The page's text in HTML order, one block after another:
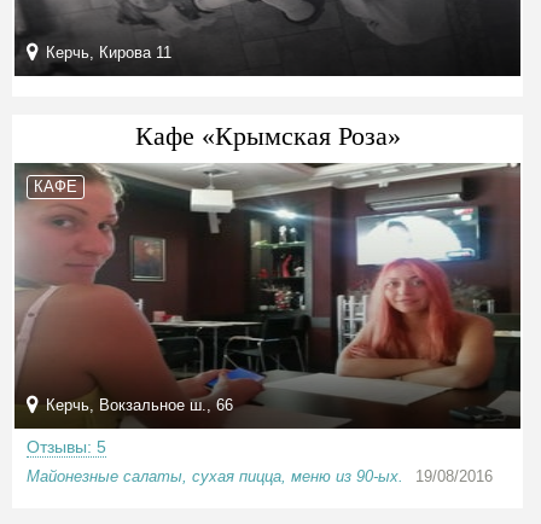
Керчь, Кирова 11
Кафе «Крымская Роза»
КАФЕ
Керчь, Вокзальное ш., 66
Отзывы: 5
Майонезные салаты, сухая пицца, меню из 90-ых. 19/08/2016